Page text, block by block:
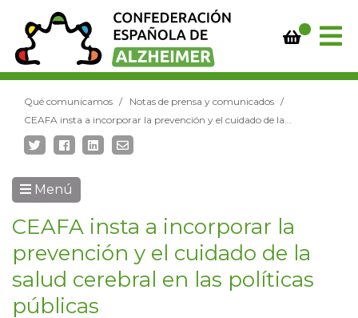
Qué comunicamos
Notas de prensa y comunicados
CEAFA insta a incorporar la prevención y el cuidado de la...
Menú
CEAFA insta a incorporar la
prevención y el cuidado de la
salud cerebral en las políticas
públicas